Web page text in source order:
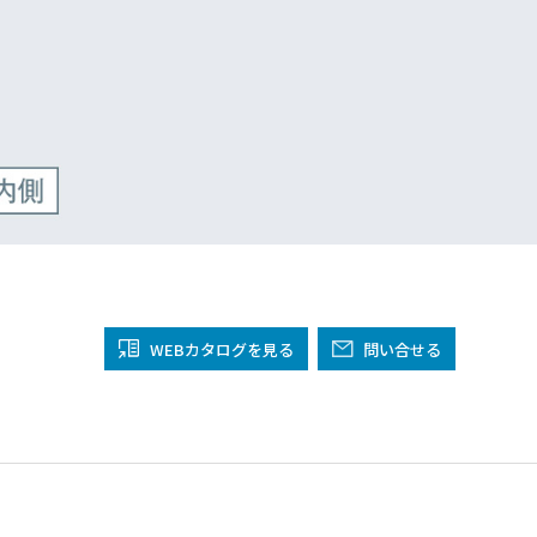
WEBカタログを見る 問い合せる